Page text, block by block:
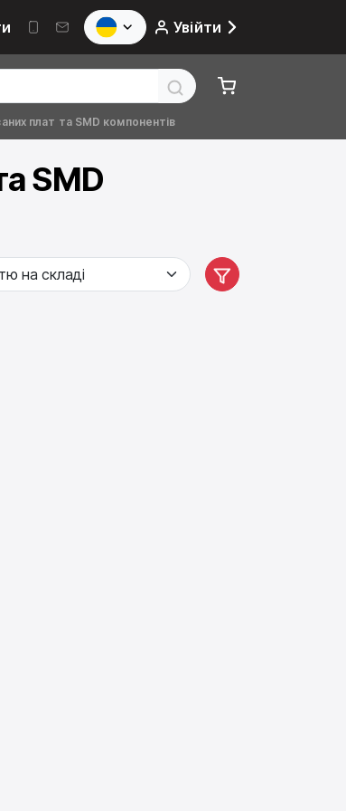
Увійти
плат та SMD компонентів
SMD